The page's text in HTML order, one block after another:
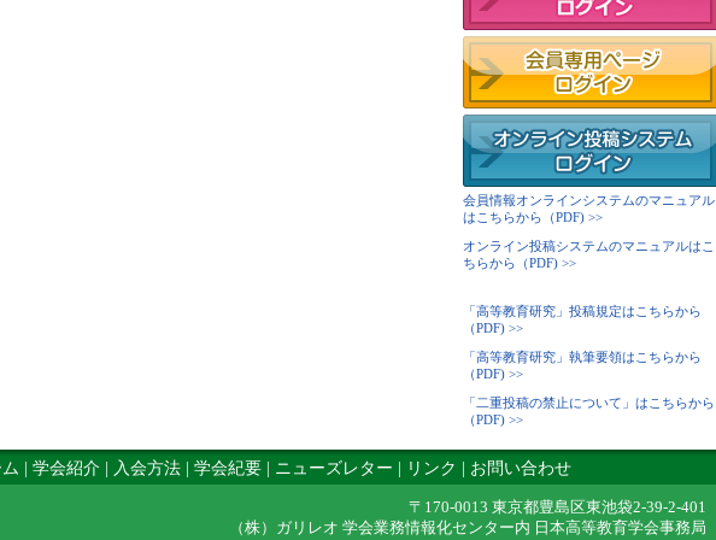
会員情報オンラインシステムのマニュアル
はこちらから（PDF) >>
オンライン投稿システムのマニュアルはこ
ちらから（PDF) >>
「高等教育研究」投稿規定はこちらから
（PDF) >>
「高等教育研究」執筆要領はこちらから
（PDF) >>
「二重投稿の禁止について」はこちらから
（PDF) >>
学会紹介 入会方法 学会紀要 ニューズレター リンク お問い合わせ
〒170-0013 東京都豊島区東池袋2-39-2-401
（株）ガリレオ 学会業務情報化センター内 日本高等教育学会事務局